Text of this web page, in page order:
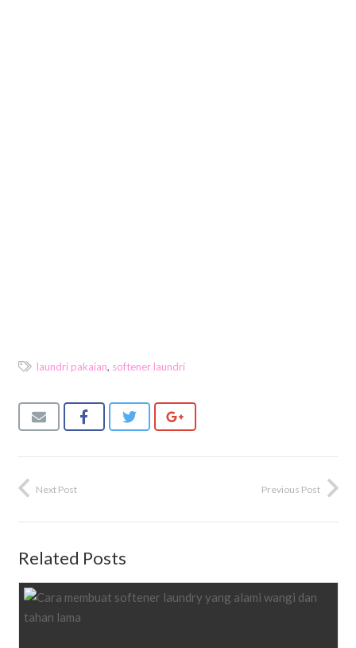
laundri pakaian, softener laundri
Previous Post
Next Post
Related Posts